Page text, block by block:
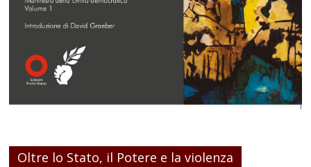
Oltre lo Stato, il Potere e la violenza